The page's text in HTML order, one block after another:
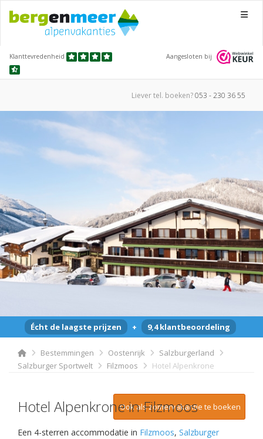
Menu
Klanttevredenheid Aangesloten bij
Liever tel. boeken?053 - 230 36 55
Écht de laagste prijzen + 9,4 klantbeoordeling
Bestemmingen Oostenrijk
Salzburgerland
Salzburger Sportwelt
Filzmoos Hotel Alpenkrone
Hotel Alpenkrone in Filzmoos
Ook als zomervakantie te boeken
Een 4-sterren accommodatie in Filzmoos, Salzburger